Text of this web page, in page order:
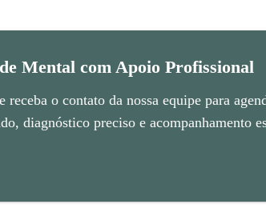
Mental com Apoio Profissional
receba o contato da nossa equipe para
diagnóstico preciso e acompanhamento